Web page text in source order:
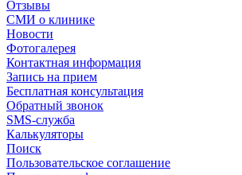
Отзывы
СМИ о клинике
Новости
Фотогалерея
Контактная информация
Запись на прием
Бесплатная консультация
Обратный звонок
SMS-служба
Калькуляторы
Поиск
Пользовательское соглашение